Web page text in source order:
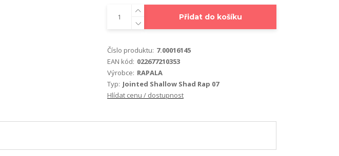
Přidat do košíku
Číslo produktu: 7.00016145
EAN kód: 022677210353
Výrobce: RAPALA
Typ: Jointed Shallow Shad Rap 07
Hlídat cenu / dostupnost